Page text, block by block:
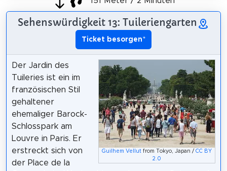
Sehenswürdigkeit 13: Tuileriengarten
Ticket besorgen*
Guilhem Vellut from Tokyo, Japan /CC BY
2.0
Der Jardin des
Tuileries ist ein im
französischen Stil
gehaltener
ehemaliger Barock-
Schlosspark am
Louvre in Paris. Er
erstreckt sich von
der Place de la